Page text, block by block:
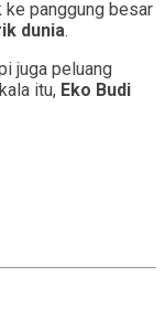
ke panggung besar
dunia.
juga peluang
itu, Eko Budi